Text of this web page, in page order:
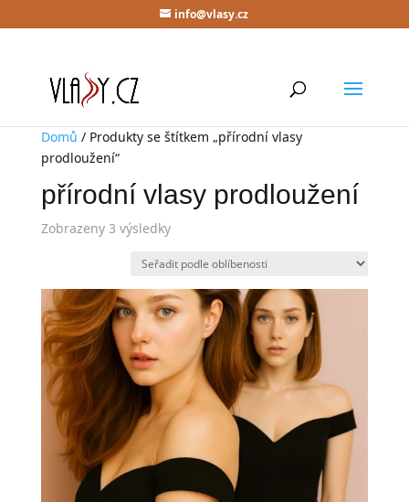
info@vlasy.cz
Domů / Produkty se štítkem „přírodní vlasy
prodloužení“
přírodní vlasy prodloužení
Zobrazeny 3 výsledky